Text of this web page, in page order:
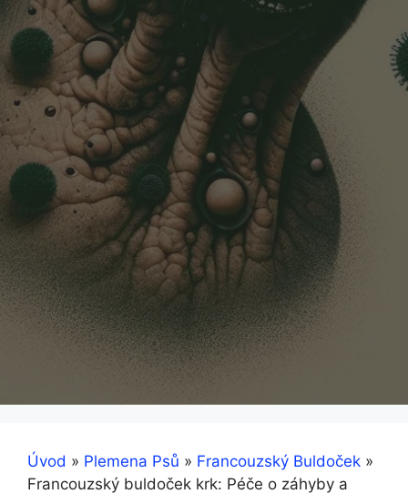
Úvod » Plemena Psů » Francouzský Buldoček »
Francouzský buldoček krk: Péče o záhyby a